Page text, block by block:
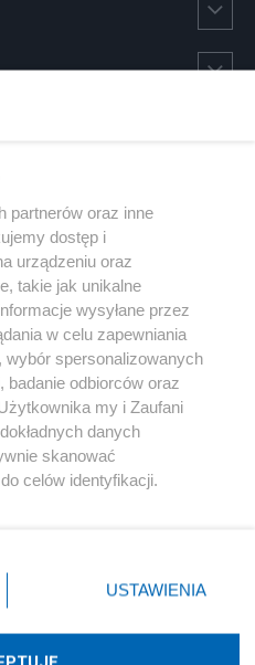
Instagram Youtube
partnerów oraz inne
dostęp i
urządzeniu oraz
takie jak unikalne
wysyłane przez
w celu zapewniania
spersonalizowanych
odbiorców oraz
my i Zaufani
danych
skanować
celów identyfikacji.
ustawień prywatności
rogu strony
nie wymagają zgody
sprzeciwić się takiemu
USTAWIENIA